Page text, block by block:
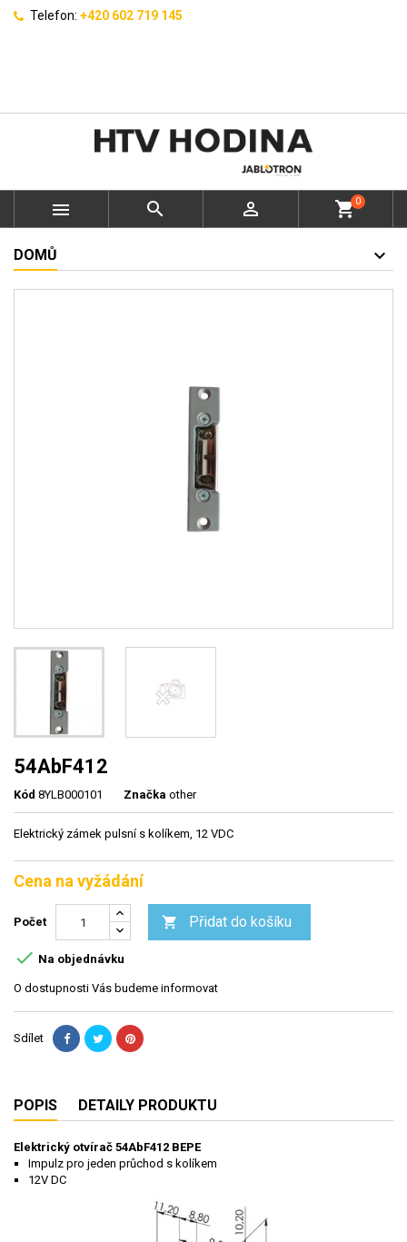
Telefon: +420 602 719 145
   shopping_cart0
DOMŮ
54AbF412
Kód 8YLB000101 Značka other
Elektrický zámek pulsní s kolíkem, 12 VDC
Cena na vyžádání
Počet  Přidat do košíku
 Na objednávku
O dostupnosti Vás budeme informovat
Sdílet
POPIS DETAILY PRODUKTU
Elektrický otvírač 54AbF412 BEPE
Impulz pro jeden průchod s kolíkem
12V DC